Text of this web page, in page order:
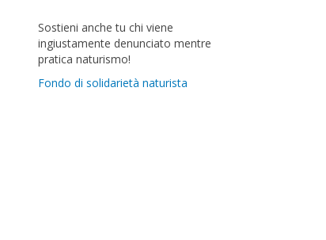
Sostieni anche tu chi viene
ingiustamente denunciato mentre
pratica naturismo!
Fondo di solidarietà naturista